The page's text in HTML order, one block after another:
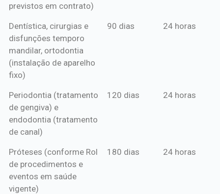
previstos em contrato)
Dentística, cirurgias e
disfunções temporo
mandilar, ortodontia
(instalação de aparelho
fixo)
90 dias 24 horas
Periodontia (tratamento
de gengiva) e
endodontia (tratamento
de canal)
120 dias 24 horas
Próteses (conforme Rol
de procedimentos e
eventos em saúde
vigente)
180 dias 24 horas